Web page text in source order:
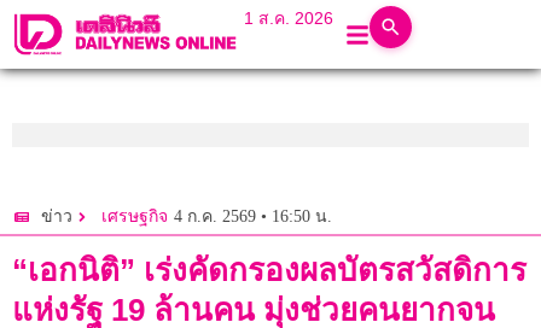
1 ส.ค. 2026
ข่าว เศรษฐกิจ 4 ก.ค. 2569 • 16:50 น.
“เอกนิติ” เร่งคัดกรองผลบัตรสวัสดิการ
แห่งรัฐ 19 ล้านคน มุ่งช่วยคนยากจน